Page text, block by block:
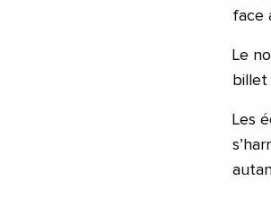
face
Le
billet
Les